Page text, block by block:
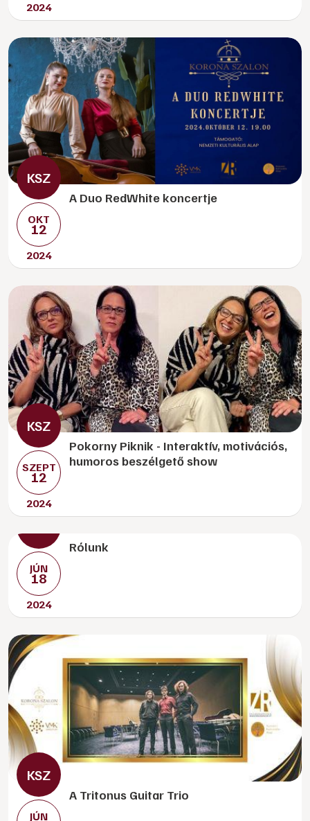
2024
OKT
12
2024
A Duo RedWhite koncertje
SZEPT
12
2024
Pokorny Piknik - Interaktív, motivációs,
humoros beszélgető show
JÚN
18
2024
Rólunk
JÚN
A Tritonus Guitar Trio